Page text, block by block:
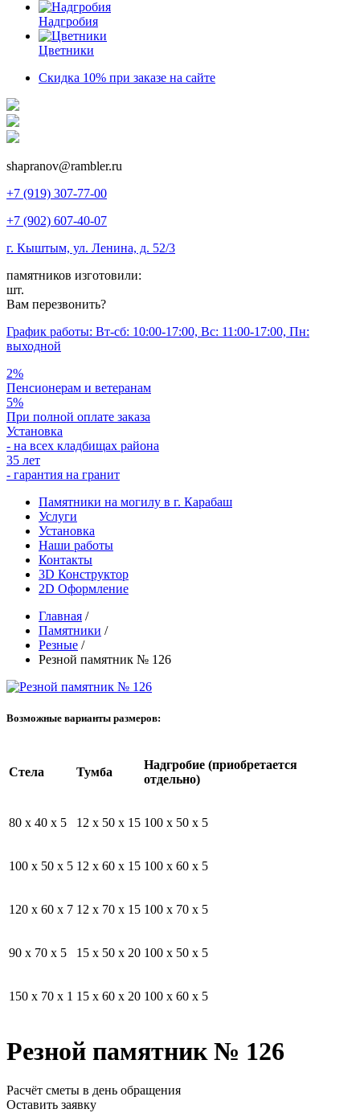
Надгробия
Цветники
Скидка 10% при заказе на сайте
shapranov@rambler.ru
+7 (919) 307-77-00
+7 (902) 607-40-07
г. Кыштым, ул. Ленина, д. 52/3
памятников изготовили:
шт.
Вам перезвонить?
График работы: Вт-сб: 10:00-17:00, Вс: 11:00-17:00, Пн:
выходной
2%
Пенсионерам и ветеранам
5%
При полной оплате заказа
Установка
- на всех кладбищах района
35 лет
- гарантия на гранит
Памятники на могилу в г. Карабаш
Услуги
Установка
Наши работы
Контакты
3D Конструктор
2D Оформление
Главная /
Памятники /
Резные /
Резной памятник № 126
Возможные варианты размеров:
Стела Тумба
Надгробие (приобретается
отдельно)
80 x 40 x 5 12 x 50 x 15 100 x 50 x 5
100 x 50 x 5 12 x 60 x 15 100 x 60 x 5
120 x 60 x 7 12 x 70 x 15 100 x 70 x 5
90 x 70 x 5 15 x 50 x 20 100 x 50 x 5
150 x 70 x 1 15 x 60 x 20 100 x 60 x 5
Резной памятник № 126
Расчёт сметы в день обращения
Оставить заявку